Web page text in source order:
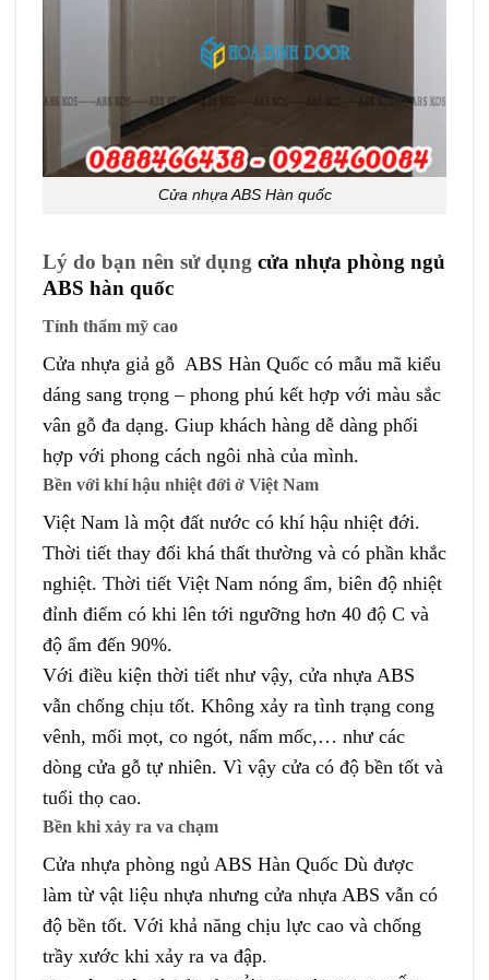
Cửa nhựa ABS Hàn quốc
Lý do bạn nên sử dụng cửa nhựa phòng ngủ
ABS hàn quốc
Tính thẩm mỹ cao
Cửa nhựa giả gỗ ABS Hàn Quốc có mẫu mã kiểu
dáng sang trọng – phong phú kết hợp với màu sắc
vân gỗ đa dạng. Giup khách hàng dễ dàng phối
hợp với phong cách ngôi nhà của mình.
Bền với khí hậu nhiệt đới ở Việt Nam
Việt Nam là một đất nước có khí hậu nhiệt đới.
Thời tiết thay đổi khá thất thường và có phần khắc
nghiệt. Thời tiết Việt Nam nóng ẩm, biên độ nhiệt
đỉnh điểm có khi lên tới ngưỡng hơn 40 độ C và
độ ẩm đến 90%.
Với điều kiện thời tiết như vậy, cửa nhựa ABS
vẫn chống chịu tốt. Không xảy ra tình trạng cong
vênh, mối mọt, co ngót, nấm mốc,… như các
dòng cửa gỗ tự nhiên. Vì vậy cửa có độ bền tốt và
tuổi thọ cao.
Bền khi xảy ra va chạm
Cửa nhựa phòng ngủ ABS Hàn Quốc Dù được
làm từ vật liệu nhựa nhưng cửa nhựa ABS vẫn có
độ bền tốt. Với khả năng chịu lực cao và chống
trầy xước khi xảy ra va đập.